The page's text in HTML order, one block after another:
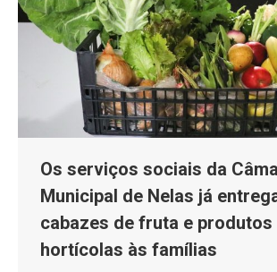
Os serviços sociais da
Municipal de Nelas já
cabazes de fruta e produtos
hortícolas às famílias